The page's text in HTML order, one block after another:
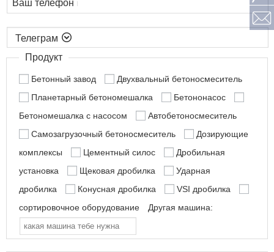
Ваш телефон

Продукт
Бетонный завод
Двухвальный бетоносмеситель
Планетарный бетономешалка
Бетононасос
Бетономешалка с насосом
Автобетоносмеситель
Самозагрузочный бетоносмеситель
Дозирующие
комплексы
Цементный силос
Дробильная
установка
Щековая дробилка
Ударная
дробилка
Конусная дробилка
VSI дробилка
сортировочное оборудование
Другая машина: